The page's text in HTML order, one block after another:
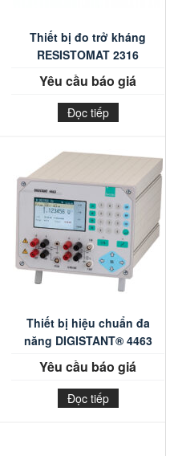
Thiết bị đo trở kháng
RESISTOMAT 2316
Yêu cầu báo giá
Đọc tiếp
Thiết bị hiệu chuẩn đa
năng DIGISTANT® 4463
Yêu cầu báo giá
Đọc tiếp